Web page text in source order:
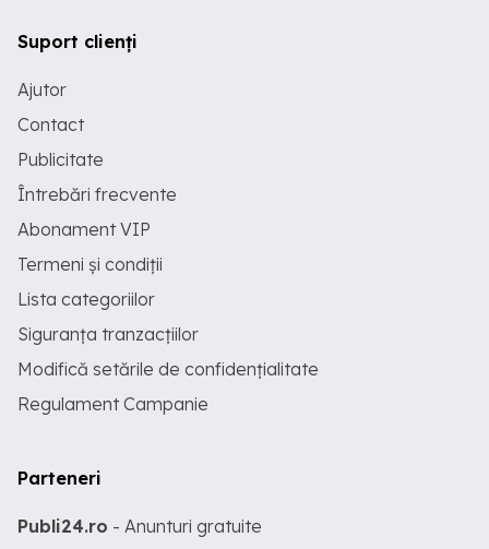
Suport clienți
Ajutor
Contact
Publicitate
Întrebări frecvente
Abonament VIP
Termeni și condiții
Lista categoriilor
Siguranța tranzacțiilor
Modifică setările de confidențialitate
Regulament Campanie
Parteneri
Publi24.ro - Anunturi gratuite